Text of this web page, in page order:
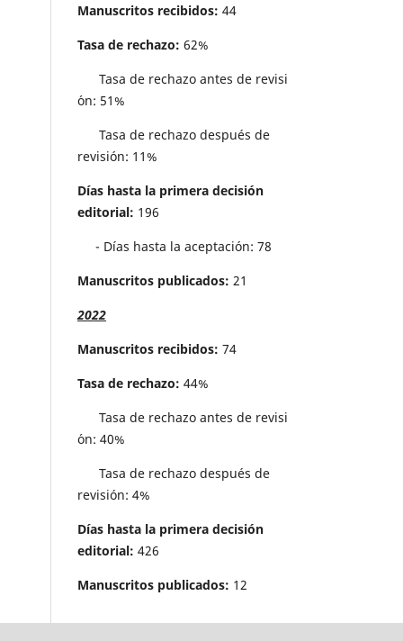
Manuscritos recibidos: 44
Tasa de rechazo: 62%
Tasa de rechazo antes de revisi
´on: 51%
Tasa de rechazo después de
revisión: 11%
Días hasta la primera decisión
editorial: 196
- Días hasta la aceptación: 78
Manuscritos publicados: 21
2022
Manuscritos recibidos: 74
Tasa de rechazo: 44%
Tasa de rechazo antes de revisi
´on: 40%
Tasa de rechazo después de
revisión: 4%
Días hasta la primera decisión
editorial: 426
Manuscritos publicados: 12